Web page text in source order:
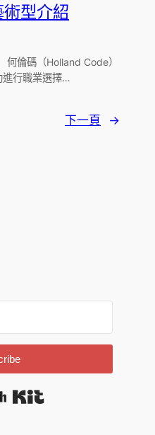
型介紹
倫碼（Holland Code）
進行職業選擇…
下一頁 →